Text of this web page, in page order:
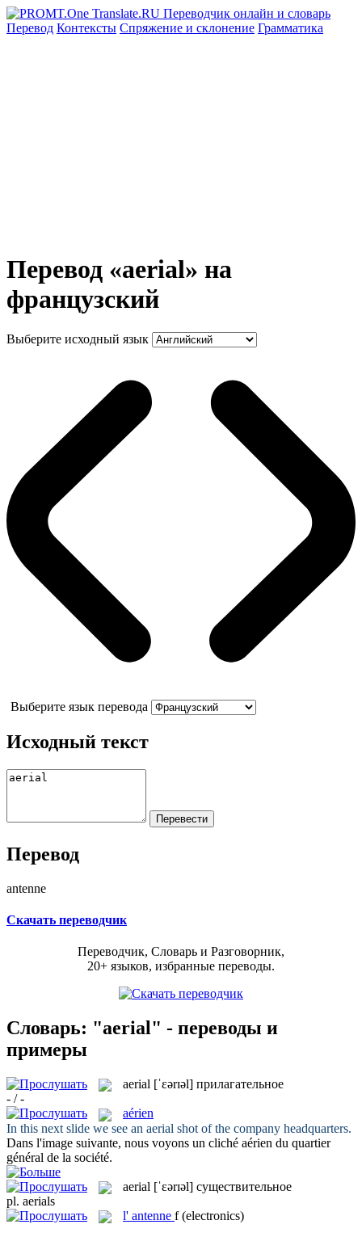
Перевод Контексты Спряжение и склонение Грамматика
Перевод «aerial» на
французский
Выберите исходный язык
Выберите язык перевода
Исходный текст
Перевод
antenne
Скачать переводчик
Переводчик, Словарь и Разговорник,
20+ языков, избранные переводы.
Словарь: "aerial" - переводы и
примеры
aerial [ˈɛərɪəl] прилагательное
- / -
aérien
In this next slide we see an aerial shot of the company headquarters.
Dans l'image suivante, nous voyons un cliché aérien du quartier
général de la société.
aerial [ˈɛərɪəl] существительное
pl. aerials
l' antenne f (electronics)